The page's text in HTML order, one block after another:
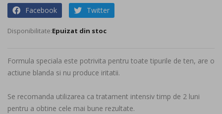
galleryFacebook Twitter
Epuizat din stoc
Formula speciala este potrivita pentru toate tipurile de ten, are o
actiune blanda si nu produce iritatii.
Se recomanda utilizarea ca tratament intensiv timp de 2 luni
pentru a obtine cele mai bune rezultate.